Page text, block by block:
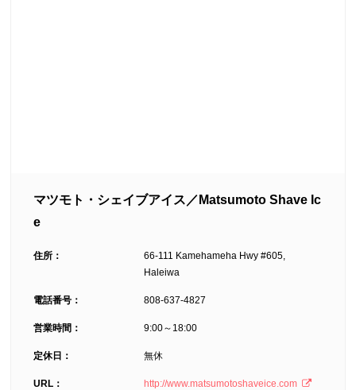
マツモト・シェイブアイス／Matsumoto Shave Ic
e
住所：
66-111 Kamehameha Hwy #605,
Haleiwa
電話番号： 808-637-4827
営業時間： 9:00～18:00
定休日： 無休
URL： http://www.matsumotoshaveice.com